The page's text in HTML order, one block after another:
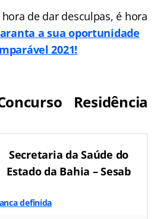
de dar desculpas, é hora
a sua oportunidade
2021!
Residência
Secretaria da Saúde do
Estado da Bahia – Sesab
definida